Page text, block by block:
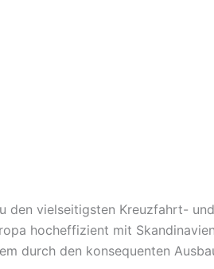
den vielseitigsten Kreuzfahrt-
hocheffizient mit
durch den konsequenten